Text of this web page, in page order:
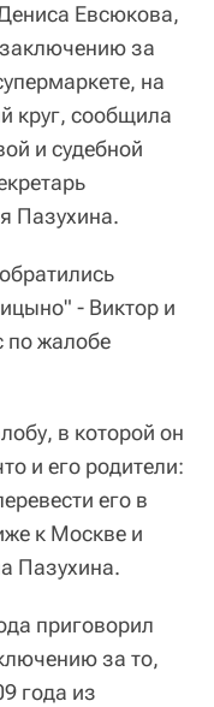
Евсюкова,
за
на
круг, сообщила
и судебной
Пазухина.
- Виктор и
по жалобе
в которой он
и его родители:
его в
к Москве и
Пазухина.
приговорил
за то,
года из